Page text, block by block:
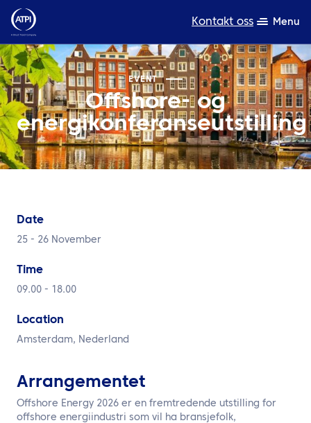
Kontakt oss Menu
Ekspertise
Produkter
Ressurser
Om oss
TravelHub Login
Søk
NO
EVENT
Offshore- og
energikonferanseutstilling
Date
25 - 26 November
Time
09.00 - 18.00
Location
Amsterdam, Nederland
Arrangementet
Offshore Energy 2026 er en fremtredende utstilling for
offshore energiindustri som vil ha bransjefolk,